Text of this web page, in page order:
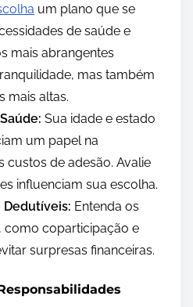
um plano que se
de saúde e
mais abrangentes
mas também
mais altas.
Sua idade e estado
um papel na
custos de adesão. Avalie
influenciam sua escolha.
Entenda os
como coparticipação e
surpresas financeiras.